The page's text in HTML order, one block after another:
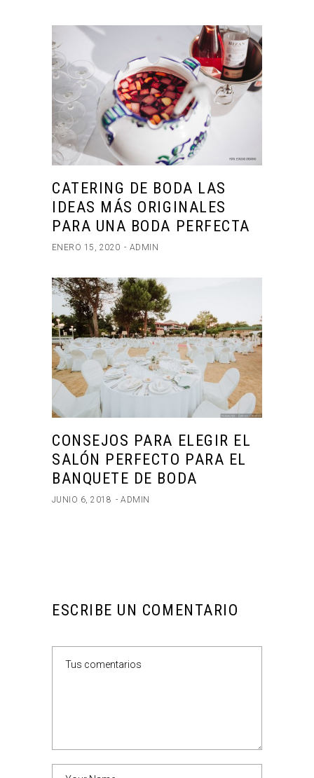
CATERING DE BODA LAS
IDEAS MÁS ORIGINALES
PARA UNA BODA PERFECTA
ENERO 15, 2020 ADMIN
CONSEJOS PARA ELEGIR EL
SALÓN PERFECTO PARA EL
BANQUETE DE BODA
JUNIO 6, 2018 ADMIN
ESCRIBE UN COMENTARIO